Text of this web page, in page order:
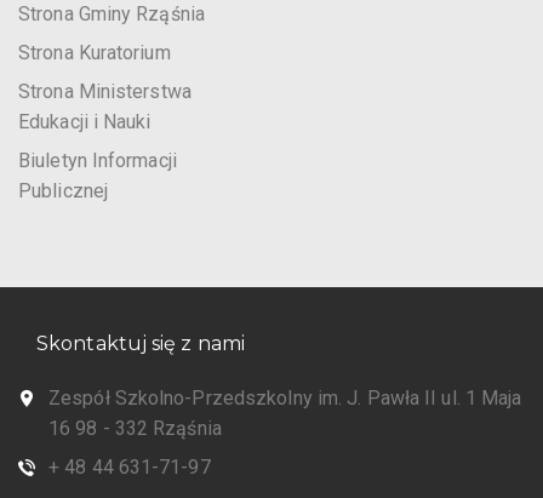
Strona Gminy Rząśnia
Strona Kuratorium
Strona Ministerstwa
Edukacji i Nauki
Biuletyn Informacji
Publicznej
Skontaktuj się z nami
Zespół Szkolno-Przedszkolny im. J. Pawła II ul. 1 Maja
16 98 - 332 Rząśnia
+ 48 44 631-71-97